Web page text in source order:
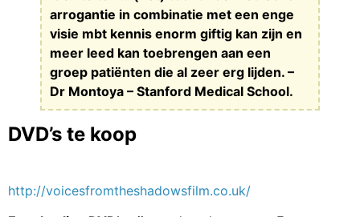
arrogantie in combinatie met een enge
visie mbt kennis enorm giftig kan zijn en
meer leed kan toebrengen aan een
groep patiënten die al zeer erg lijden. –
Dr Montoya – Stanford Medical School.
DVD’s te koop
http://voicesfromtheshadowsfilm.co.uk/